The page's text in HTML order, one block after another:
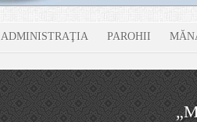
ADMINISTRAŢIA PAROHII